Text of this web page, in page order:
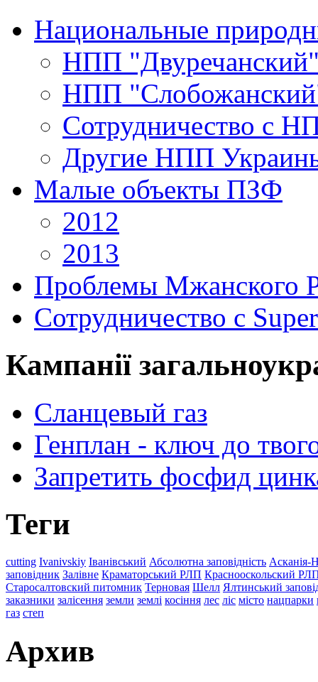
Национальные
НПП
НПП
Сотрудничество с
Другие НПП
Малые объекты ПЗФ
2012
2013
Проблемы Мжанского
Сотрудничество с
Кампанії
Сланцевый газ
Генплан - ключ до
Запретить фосфид
Теги
cutting Ivanivskiy Іванівський Абсолютна заповідність Асканія-
заповідник Залівне Краматорський РЛП Краснооскольский
Старосалтовский питомник Терновая Шелл Ялтинський
заказники залісення земли землі косіння лес ліс місто нацпарки
газ степ
Архив